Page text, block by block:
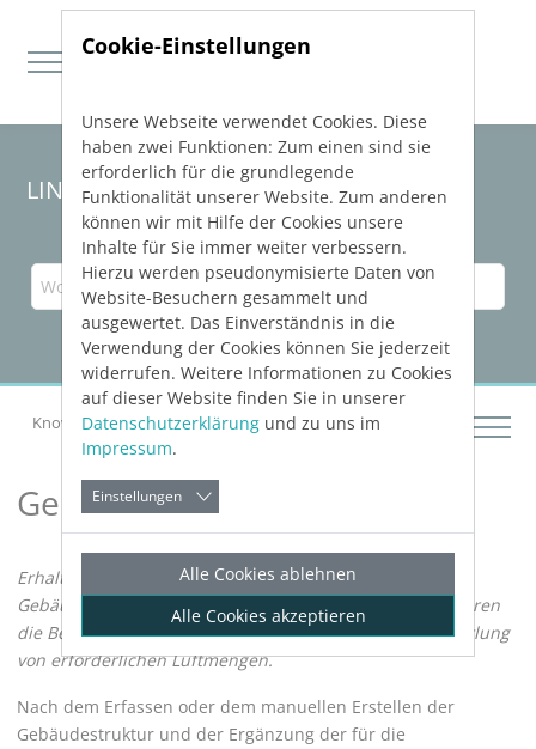
Direkt zur Hauptnavigation springen
Direkt zum Inhalt springen
LINEAR Solutions25für AutoCAD
Knowledge Base AutoCAD Gebäude analysieren
Gebäude analysieren
Erhalten Sie Informationen zur Bedarfsanalyse eines
Gebäudes mit
LINEAR Building
. Zur Bedarfsanalyse gehören
die Berechnung der Heizlast, der Kühllast und die Ermittlung
von erforderlichen Luftmengen.
Nach dem Erfassen oder dem manuellen Erstellen der
Gebäudestruktur und der Ergänzung der für die
Cookie-Einstellungen
Unsere Webseite verwendet Cookies. Diese
haben zwei Funktionen: Zum einen sind sie
erforderlich für die grundlegende
Funktionalität unserer Website. Zum anderen
können wir mit Hilfe der Cookies unsere
Inhalte für Sie immer weiter verbessern.
Hierzu werden pseudonymisierte Daten von
Website-Besuchern gesammelt und
ausgewertet. Das Einverständnis in die
Verwendung der Cookies können Sie jederzeit
widerrufen. Weitere Informationen zu Cookies
auf dieser Website finden Sie in unserer
Datenschutzerklärung und zu uns im
Impressum.
Einstellungen
Alle Cookies ablehnen
Alle Cookies akzeptieren